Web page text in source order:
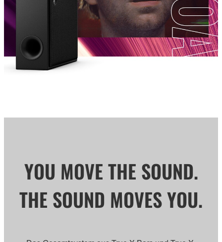
YOU MOVE THE SOUND.
THE SOUND MOVES YOU.